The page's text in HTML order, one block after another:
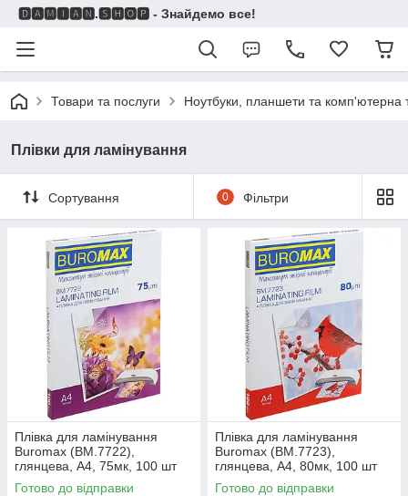
🅳🅰🅼🅸🅰🅽.🆂🅷🅾🅿 - Знайдемо все!
Товари та послуги Ноутбуки, планшети та комп'ютерна
Плівки для ламінування
Сортування 0 Фільтри
Плівка для ламінування
Buromax (BM.7722),
глянцева, А4, 75мк, 100 шт
Готово до відправки
Плівка для ламінування
Buromax (BM.7723),
глянцева, А4, 80мк, 100 шт
Готово до відправки